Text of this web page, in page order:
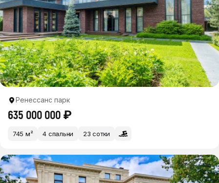
Ренессанс парк
635 000 000 ₽
745 м² 4 спальни 23 сотки